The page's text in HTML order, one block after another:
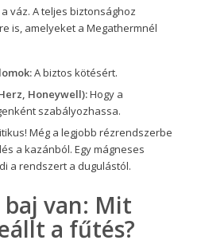
váz. A teljes biztonsághoz
is, amelyeket a Megathermnél
A biztos kötésért.
Honeywell):Hogy a
szabályozhassa.
Még a legjobb rézrendszerbe
a kazánból. Egy mágneses
a rendszert a dugulástól.
van: Mit
a fűtés?